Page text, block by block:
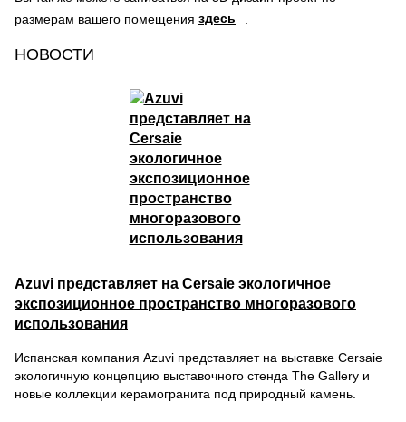
размерам вашего помещения здесь
НОВОСТИ
Azuvi представляет на Cersaie экологичное
экспозиционное пространство многоразового
использования
Испанская компания Azuvi представляет на выставке Cersaie
экологичную концепцию выставочного стенда The Gallery и
новые коллекции керамогранита под природный камень.